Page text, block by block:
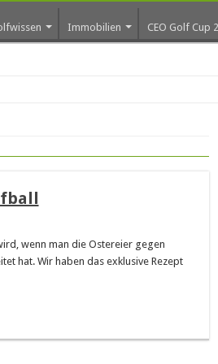
Immobilien CEO Golf Cup
wenn man die Ostereier gegen
hat. Wir haben das exklusive Rezept